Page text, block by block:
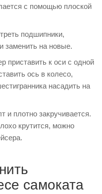
с помощью плоской
подшипники,
заменить на новые.
приставить к оси с одной
ось в колесо,
насадить на
и плотно закручивается.
крутится, можно
самоката